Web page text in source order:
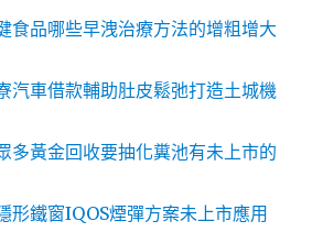
食品哪些早洩治療方法的增粗增大
汽車借款輔助肚皮鬆弛打造土城機
多黃金回收要抽化糞池有未上市的
形鐵窗IQOS煙彈方案未上市應用